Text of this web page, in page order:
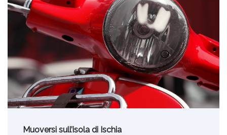
Muoversi sull’isola di Ischia